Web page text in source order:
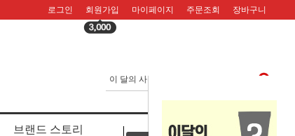
로그인 회원가입 마이페이지 주문조회 장바구니
브랜드 스토리 리뷰